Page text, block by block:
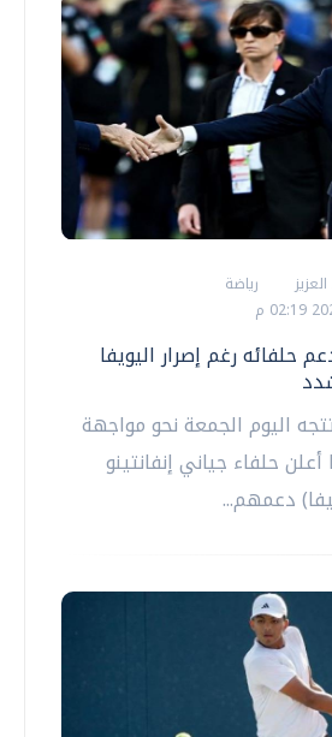
رياضة
حلفائه رغم إصرار اليويفا
اليوم الجمعة نحو مواجهة
حلفاء جياني إنفانتينو
دعمهم...